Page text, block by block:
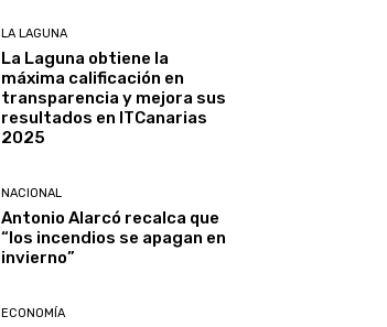
LA LAGUNA
La Laguna obtiene la
máxima calificación en
transparencia y mejora sus
resultados en ITCanarias
2025
NACIONAL
Antonio Alarcó recalca que
“los incendios se apagan en
invierno”
ECONOMÍA